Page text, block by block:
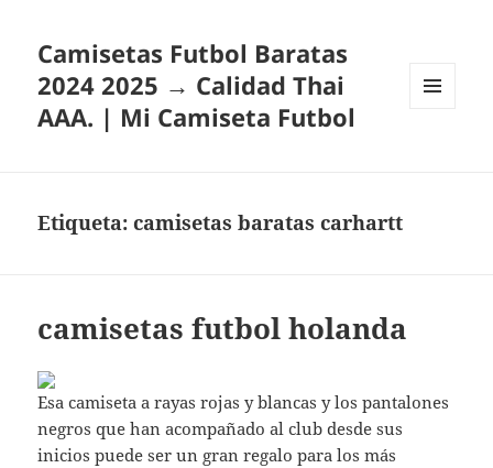
Camisetas Futbol Baratas
2024 2025 → Calidad Thai
AAA. | Mi Camiseta Futbol
Etiqueta:camisetas baratas carhartt
camisetas futbol holanda
Esa camiseta a rayas rojas y blancas y los pantalones
negros que han acompañado al club desde sus
inicios puede ser un gran regalo para los más